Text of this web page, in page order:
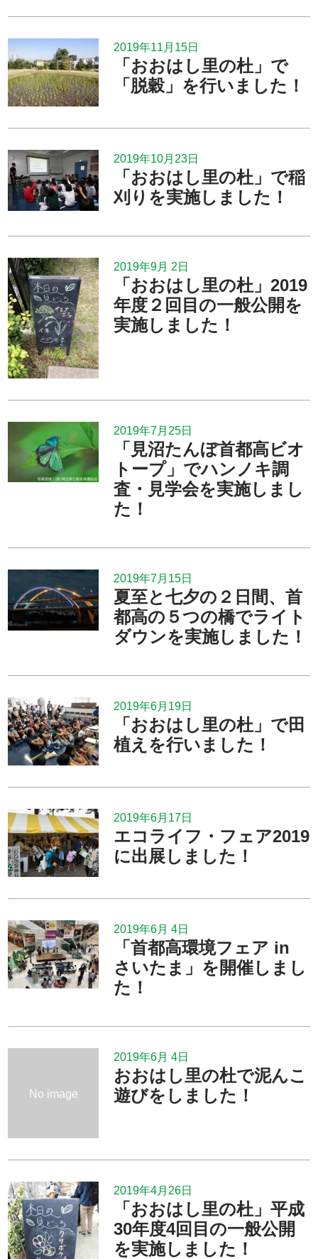
2019年11月15日
「おおはし里の杜」で
「脱穀」を行いました！
2019年10月23日
「おおはし里の杜」で稲
刈りを実施しました！
2019年9月 2日
「おおはし里の杜」2019
年度２回目の一般公開を
実施しました！
2019年7月25日
「見沼たんぼ首都高ビオ
トープ」でハンノキ調
査・見学会を実施しまし
た！
2019年7月15日
夏至と七夕の２日間、首
都高の５つの橋でライト
ダウンを実施しました！
2019年6月19日
「おおはし里の杜」で田
植えを行いました！
2019年6月17日
エコライフ・フェア2019
に出展しました！
2019年6月 4日
「首都高環境フェア in
さいたま」を開催しまし
た！
No image
2019年6月 4日
おおはし里の杜で泥んこ
遊びをしました！
2019年4月26日
「おおはし里の杜」平成
30年度4回目の一般公開
を実施しました！